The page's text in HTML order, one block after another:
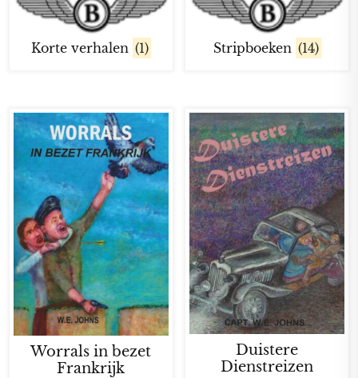
Korte verhalen (1) Stripboeken (14)
Worrals in bezet
Frankrijk
Duistere
Dienstreizen